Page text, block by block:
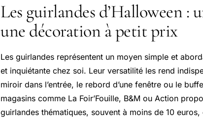
Les guirlandes d’Halloween
une décoration à petit prix
Les guirlandes représentent un moyen simple et
et inquiétante chez soi. Leur versatilité les rend
miroir dans l’entrée, le rebord d’une fenêtre ou le
magasins comme La Foir’Fouille, B&M ou Action
guirlandes thématiques, souvent à moins de 10